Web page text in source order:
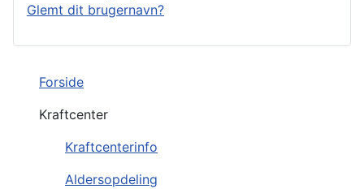
Forside
Kraftcenter
Kraftcenterinfo
Aldersopdeling
Glemt dit brugernavn?